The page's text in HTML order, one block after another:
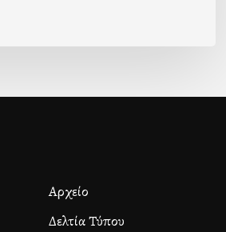
Αρχείο
Δελτία Τύπου